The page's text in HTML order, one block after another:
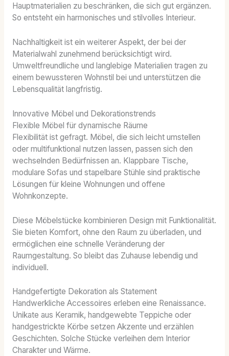
Hauptmaterialien zu beschränken, die sich gut ergänzen.
So entsteht ein harmonisches und stilvolles Interieur.
Nachhaltigkeit ist ein weiterer Aspekt, der bei der
Materialwahl zunehmend berücksichtigt wird.
Umweltfreundliche und langlebige Materialien tragen zu
einem bewussteren Wohnstil bei und unterstützen die
Lebensqualität langfristig.
Innovative Möbel und Dekorationstrends
Flexible Möbel für dynamische Räume
Flexibilität ist gefragt. Möbel, die sich leicht umstellen
oder multifunktional nutzen lassen, passen sich den
wechselnden Bedürfnissen an. Klappbare Tische,
modulare Sofas und stapelbare Stühle sind praktische
Lösungen für kleine Wohnungen und offene
Wohnkonzepte.
Diese Möbelstücke kombinieren Design mit Funktionalität.
Sie bieten Komfort, ohne den Raum zu überladen, und
ermöglichen eine schnelle Veränderung der
Raumgestaltung. So bleibt das Zuhause lebendig und
individuell.
Handgefertigte Dekoration als Statement
Handwerkliche Accessoires erleben eine Renaissance.
Unikate aus Keramik, handgewebte Teppiche oder
handgestrickte Körbe setzen Akzente und erzählen
Geschichten. Solche Stücke verleihen dem Interior
Charakter und Wärme.